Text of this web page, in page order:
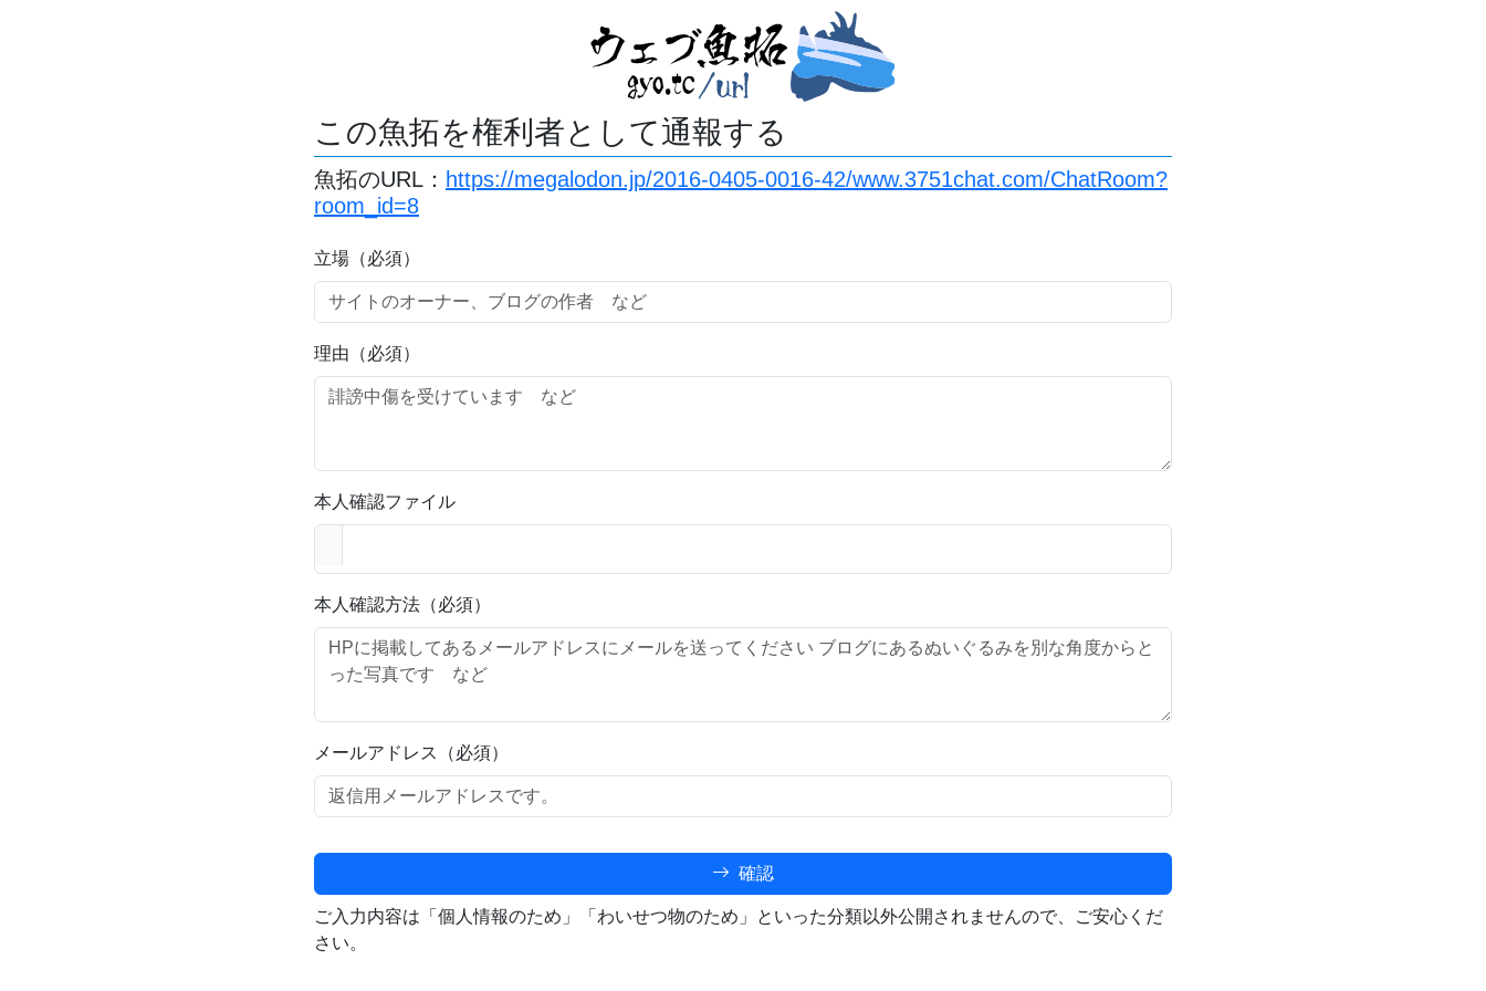
この魚拓を権利者として通報する
魚拓のURL： https://megalodon.jp/2016-0405-0016-42/www.3751chat.com/ChatRoom?
room_id=8
立場（必須）
理由（必須）
本人確認ファイル
本人確認方法（必須）
メールアドレス（必須）
確認
ご入力内容は「個人情報のため」「わいせつ物のため」といった分類以外公開されませんので、ご安心くだ
さい。